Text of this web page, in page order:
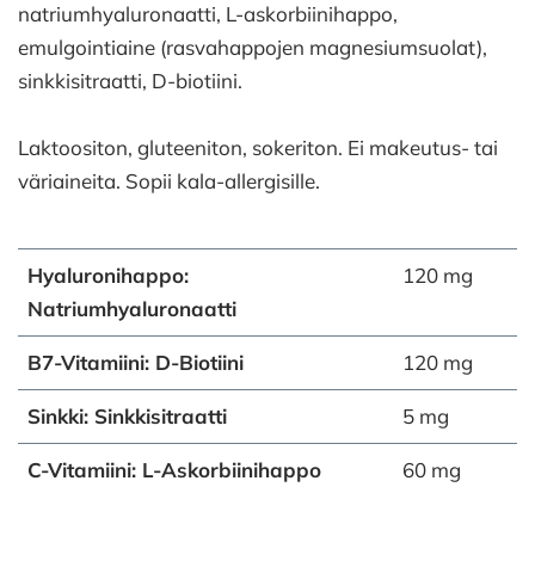
natriumhyaluronaatti, L-askorbiinihappo,
emulgointiaine (rasvahappojen magnesiumsuolat),
sinkkisitraatti, D-biotiini.
Laktoositon, gluteeniton, sokeriton. Ei makeutus- tai
väriaineita. Sopii kala-allergisille.
Hyaluronihappo:
Natriumhyaluronaatti
120 mg
B7-Vitamiini: D-Biotiini 120 mg
Sinkki: Sinkkisitraatti 5 mg
C-Vitamiini: L-Askorbiinihappo 60 mg